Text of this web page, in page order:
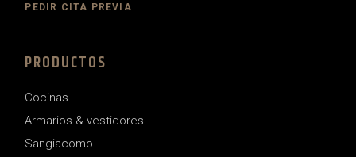
PEDIR CITA PREVIA
PRODUCTOS
Cocinas
Armarios & vestidores
Sangiacomo